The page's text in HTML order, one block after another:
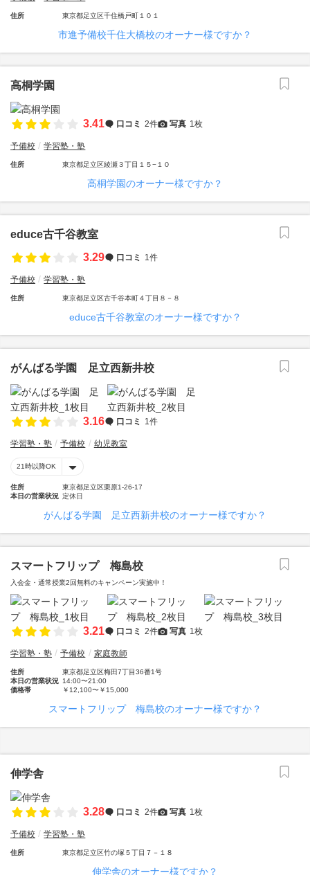
住所 東京都足立区千住橋戸町１０１
市進予備校千住大橋校のオーナー様ですか？
高桐学園
3.41 口コミ 2件 写真 1枚
予備校 学習塾・塾
住所 東京都足立区綾瀬３丁目１５−１０
高桐学園のオーナー様ですか？
educe古千谷教室
3.29
口コミ 1件
予備校 学習塾・塾
住所 東京都足立区古千谷本町４丁目８－８
educe古千谷教室のオーナー様ですか？
がんばる学園 足立西新井校
3.16 口コミ 1件
学習塾・塾 予備校 幼児教室
21時以降OK
住所
東京都足立区栗原1-26-17
本日の営業状況 定休日
がんばる学園 足立西新井校のオーナー様ですか？
スマートフリップ 梅島校
入会金・通常授業2回無料のキャンペーン実施中！
3.21 口コミ 2件 写真 1枚
学習塾・塾 予備校 家庭教師
住所
東京都足立区梅田7丁目36番1号
本日の営業状況 14:00〜21:00
価格帯
￥12,100〜￥15,000
スマートフリップ 梅島校のオーナー様ですか？
伸学舎
3.28 口コミ 2件 写真 1枚
予備校 学習塾・塾
住所 東京都足立区竹の塚５丁目７－１８
伸学舎のオーナー様ですか？